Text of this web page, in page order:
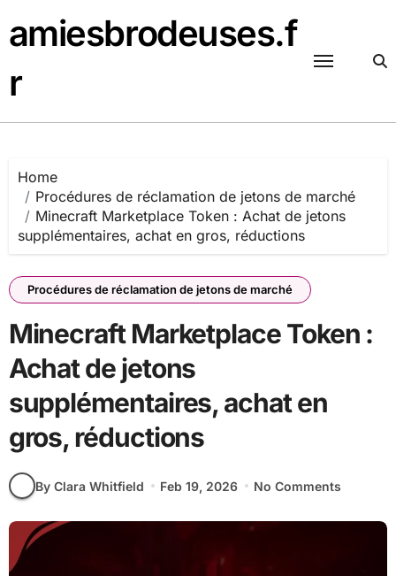
to
content
amiesbrodeuses.f
r
Home
Procédures de réclamation de jetons de marché
Minecraft Marketplace Token : Achat de jetons
supplémentaires, achat en gros, réductions
Procédures de réclamation de jetons de marché
Minecraft Marketplace Token :
Achat de jetons
supplémentaires, achat en
gros, réductions
By Clara Whitfield Feb 19, 2026 No Comments